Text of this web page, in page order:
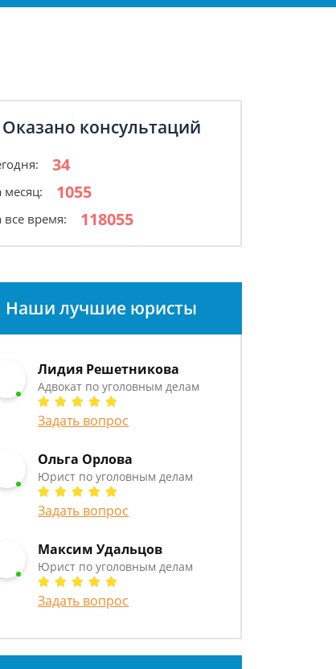
Оказано консультаций
34
месяц: 1055
все время: 118055
Наши лучшие юристы
Лидия Решетникова
Адвокат по уголовным делам
Задать вопрос
Ольга Орлова
Юрист по уголовным делам
Задать вопрос
Максим Удальцов
Юрист по уголовным делам
Задать вопрос